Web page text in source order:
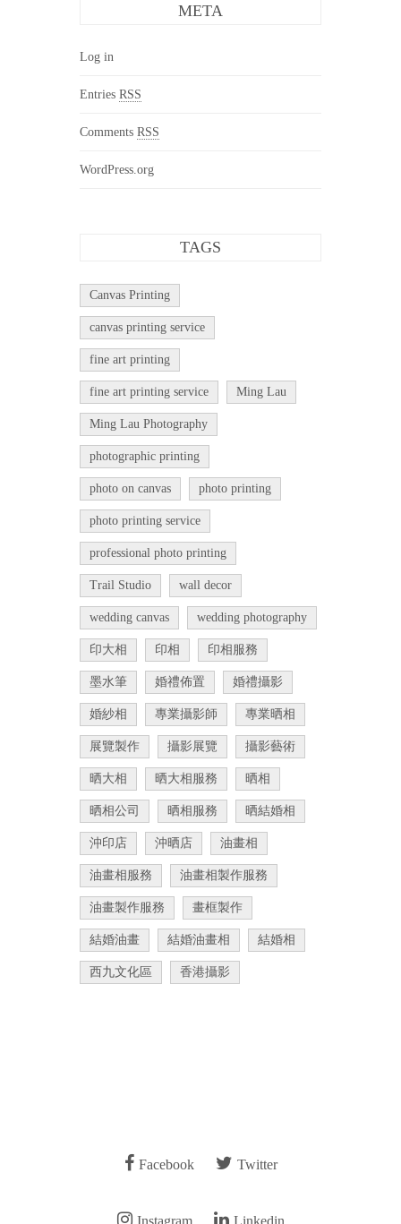
META
Log in
Entries RSS
Comments RSS
WordPress.org
TAGS
Canvas Printing
canvas printing service
fine art printing
fine art printing service Ming Lau
Ming Lau Photography
photographic printing
photo on canvas photo printing
photo printing service
professional photo printing
Trail Studio wall decor
wedding canvas wedding photography
印大相 印相 印相服務
墨水筆 婚禮佈置 婚禮攝影
婚紗相 專業攝影師 專業晒相
展覽製作 攝影展覽 攝影藝術
晒大相 晒大相服務 晒相
晒相公司 晒相服務 晒結婚相
沖印店 沖晒店 油畫相
油畫相服務 油畫相製作服務
油畫製作服務 畫框製作
結婚油畫 結婚油畫相 結婚相
西九文化區 香港攝影
Facebook Twitter
Instagram Linkedin